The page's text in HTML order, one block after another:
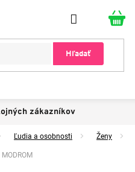
Hľadať
zákazníkov
Ľudia a osobnosti Ženy